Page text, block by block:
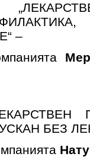
–
БЕЗ